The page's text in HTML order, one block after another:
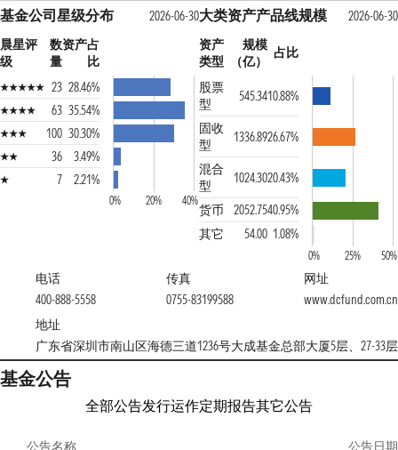
基金公司星级分布
2026-06-30
晨星评
级
数
量
资产占
比
23 28.46%
63 35.54%
100 30.30%
36
3.49%
7
2.21%
0% 20% 40%
大类资产产品线规模
2026-06-30
资产
类型
规模
（亿）
占比
股票
型
545.3410.88%
固收
型
1336.8926.67%
混合
型
1024.3020.43%
货币
2052.7540.95%
其它
54.00 1.08%
0% 25% 50%
电话
400-888-5558
传真
0755-83199588
网址
www.dcfund.com.cn
地址
广东省深圳市南山区海德三道1236号大成基金总部大厦5层、27-33层
基金公告
全部公告发行运作定期报告其它公告
公告名称 公告日期